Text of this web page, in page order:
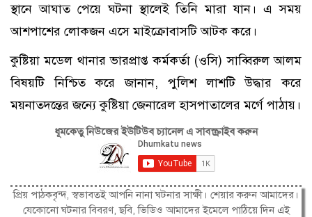
স্থানে আঘাত পেয়ে ঘটনা স্থালেই তিনি মারা যান। এ সময়
আশপাশের লোকজন এসে মাইক্রোবাসটি আটক করে।
কুষ্টিয়া মডেল থানার ভারপ্রাপ্ত কর্মকর্তা (ওসি) সাব্বিরুল আলম
বিষয়টি নিশ্চিত করে জানান, পুলিশ লাশটি উদ্ধার করে
ময়নাতদন্তের জন্যে কুষ্টিয়া জেনারেল হাসপাতালের মর্গে পাঠায়।
ধূমকেতু নিউজের ইউটিউব চ্যানেল এ সাবস্ক্রাইব করুন
প্রিয় পাঠকবৃন্দ, স্বভাবতই আপনি নানা ঘটনার সাক্ষী। শেয়ার করুন আমাদের।
যেকোনো ঘটনার বিবরণ, ছবি, ভিডিও আমাদের ইমেলে পাঠিয়ে দিন এই